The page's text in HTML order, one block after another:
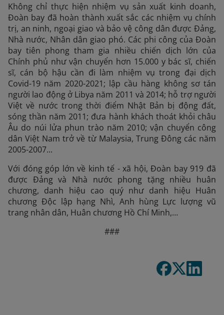
Không chỉ thực hiện nhiệm vụ sản xuất kinh doanh,
Đoàn bay đã hoàn thành xuất sắc các nhiệm vụ chính
trị, an ninh, ngoại giao và bảo vệ công dân được Đảng,
Nhà nước, Nhân dân giao phó. Các phi công của Đoàn
bay tiên phong tham gia nhiều chiến dịch lớn của
Chính phủ như vận chuyển hơn 15.000 y bác sĩ, chiến
sĩ, cán bộ hậu cần đi làm nhiệm vụ trong đại dịch
Covid-19 năm 2020-2021; lập cầu hàng không sơ tán
người lao động ở Libya năm 2011 và 2014; hỗ trợ người
Việt về nước trong thời điểm Nhật Bản bị động đất,
sóng thần năm 2011; đưa hành khách thoát khỏi châu
Âu do núi lửa phun trào năm 2010; vận chuyển công
dân Việt Nam trở về từ Malaysia, Trung Đông các năm
2005-2007...
Với đóng góp lớn về kinh tế - xã hội, Đoàn bay 919 đã
được Đảng và Nhà nước phong tặng nhiều huân
chương, danh hiệu cao quý như danh hiệu Huân
chương Độc lập hạng Nhì, Anh hùng Lực lượng vũ
trang nhân dân, Huân chương Hồ Chí Minh,…
###